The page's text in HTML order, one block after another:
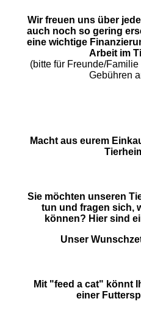
Wir freuen uns über
auch noch so gering
eine wichtige
Arbeit im
(bitte für Freunde/
Gebühren
Macht aus eurem
Sie möchten unseren
tun und fragen sich,
können? Hier sind
Unser
Mit "feed a cat" könnt
einer